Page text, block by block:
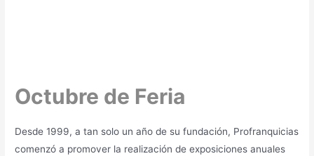
Octubre de Feria
Desde 1999, a tan solo un año de su fundación, Profranquicias
comenzó a promover la realización de exposiciones anuales